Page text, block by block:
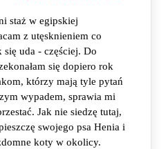
staż w egipskiej
z utęsknieniem co
uda - częściej. Do
się dopiero rok
którzy mają tyle pytań
wypadem, sprawia mi
Jak nie siedzę tutaj,
swojego psa Henia i
koty w okolicy.